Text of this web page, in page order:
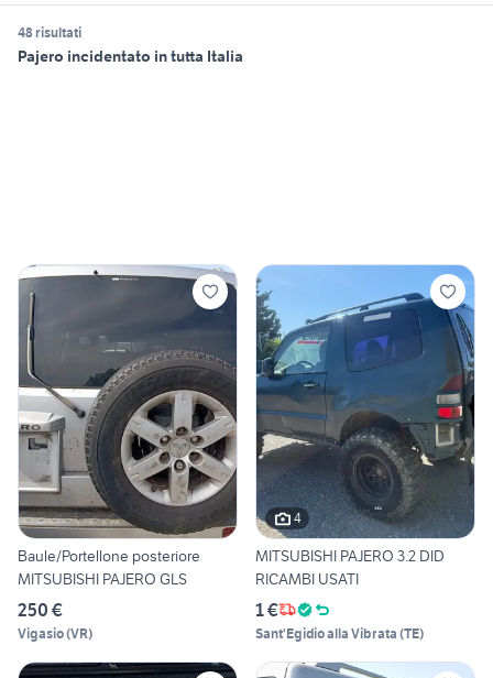
48 risultati
Pajero incidentato in tutta Italia
Baule/Portellone posteriore
MITSUBISHI PAJERO GLS
250 €
Vigasio(VR)
4
MITSUBISHI PAJERO 3.2 DID
RICAMBI USATI
1 €
Sant'Egidio alla Vibrata (TE)